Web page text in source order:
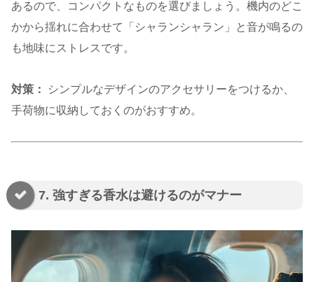
あるので、コンパクトなものを選びましょう。機内のどこ
かから揺れに合わせて「シャランシャラン」と音が鳴るの
も地味にストレスです。
対策：
シンプルなデザインのアクセサリーをつけるか、
手荷物に収納しておくのがおすすめ。
7. 強すぎる香水は避けるのがマナー